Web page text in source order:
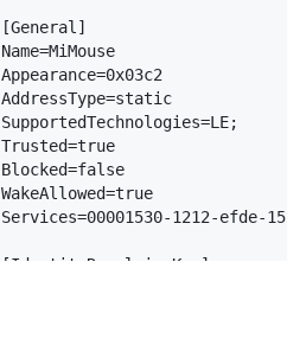
[General]
Name=MiMouse
Appearance=0x03c2
AddressType=static
SupportedTechnologies=LE;
Trusted=true
Blocked=false
WakeAllowed=true
Services=00001530-1212-efde-
[IdentityResolvingKey]